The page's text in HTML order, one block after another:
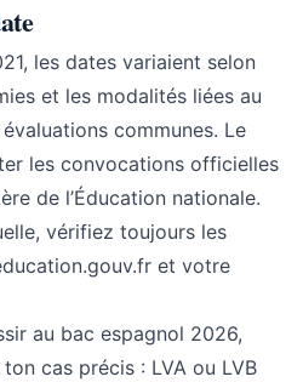
les dates variaient selon
et les modalités liées au
communes. Le
les convocations officielles
de l’Éducation nationale.
vérifiez toujours les
et votre
au bac espagnol 2026,
ton cas précis : LVA ou LVB